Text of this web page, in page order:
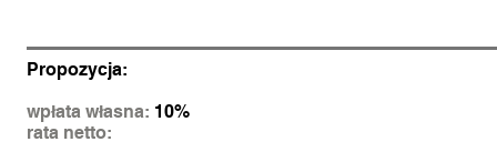
Propozycja:
wpłata własna: 10%
rata netto: